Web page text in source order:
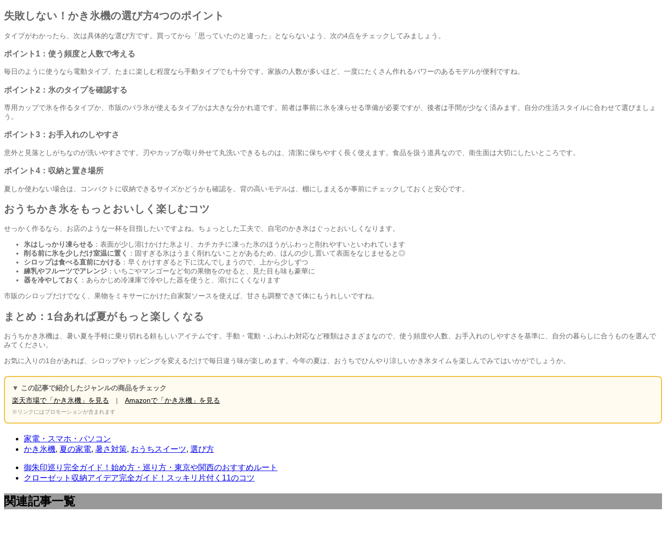
失敗しない！かき氷機の選び方4つのポイント
タイプがわかったら、次は具体的な選び方です。買ってから「思っていたのと違った」とならないよう、次の4点をチェックしてみましょう。
ポイント1：使う頻度と人数で考える
毎日のように使うなら電動タイプ、たまに楽しむ程度なら手動タイプでも十分です。家族の人数が多いほど、一度にたくさん作れるパワーのあるモデルが便利ですね。
ポイント2：氷のタイプを確認する
専用カップで氷を作るタイプか、市販のバラ氷が使えるタイプかは大きな分かれ道です。前者は事前に氷を凍らせる準備が必要ですが、後者は手間が少なく済みます。自分の生活スタイルに合わせて選びましょ
う。
ポイント3：お手入れのしやすさ
意外と見落としがちなのが洗いやすさです。刃やカップが取り外せて丸洗いできるものは、清潔に保ちやすく長く使えます。食品を扱う道具なので、衛生面は大切にしたいところです。
ポイント4：収納と置き場所
夏しか使わない場合は、コンパクトに収納できるサイズかどうかも確認を。背の高いモデルは、棚にしまえるか事前にチェックしておくと安心です。
おうちかき氷をもっとおいしく楽しむコツ
せっかく作るなら、お店のような一杯を目指したいですよね。ちょっとした工夫で、自宅のかき氷はぐっとおいしくなります。
氷はしっかり凍らせる ：表面が少し溶けかけた氷より、カチカチに凍った氷のほうがふわっと削れやすいといわれています
削る前に氷を少しだけ室温に置く
：固すぎる氷はうまく削れないことがあるため、ほんの少し置いて表面をなじませると◎
シロップは食べる直前にかける ：早くかけすぎると下に沈んでしまうので、上から少しずつ
練乳やフルーツでアレンジ ：いちごやマンゴーなど旬の果物をのせると、見た目も味も豪華に
器を冷やしておく
：あらかじめ冷凍庫で冷やした器を使うと、溶けにくくなります
市販のシロップだけでなく、果物をミキサーにかけた自家製ソースを使えば、甘さも調整できて体にもうれしいですね。
まとめ：1台あれば夏がもっと楽しくなる
おうちかき氷機は、暑い夏を手軽に乗り切れる頼もしいアイテムです。手動・電動・ふわふわ対応など種類はさまざまなので、使う頻度や人数、お手入れのしやすさを基準に、自分の暮らしに合うものを選んで
みてください。
お気に入りの1台があれば、シロップやトッピングを変えるだけで毎日違う味が楽しめます。今年の夏は、おうちでひんやり涼しいかき氷タイムを楽しんでみてはいかがでしょうか。
▼ この記事で紹介したジャンルの商品をチェック
楽天市場で「かき氷機」を見る | Amazonで「かき氷機」を見る
※リンクにはプロモーションが含まれます
家電・スマホ・パソコン
かき氷機, 夏の家電, 暑さ対策, おうちスイーツ, 選び方
御朱印巡り完全ガイド！始め方・巡り方・東京や関西のおすすめルート
クローゼット収納アイデア完全ガイド！スッキリ片付く11のコツ
関連記事一覧